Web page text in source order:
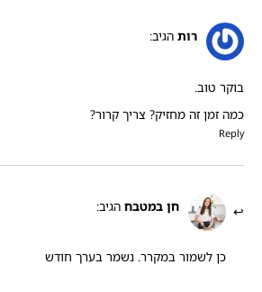
רות הגיב:
בוקר טוב.
כמה זמן זה מחזיק? צריך קרור?
Reply
חן במטבח הגיב:
כן לשמור במקרר. נשמר בערך חודש